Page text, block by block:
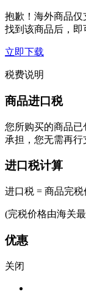
抱歉！海外商品仅
找到该商品后，即
立即下载
税费说明
商品进口税
您所购买的商品
承担，您无需再行
进口税计算
进口税 = 商品完
(完税价格由海关
优惠
关闭